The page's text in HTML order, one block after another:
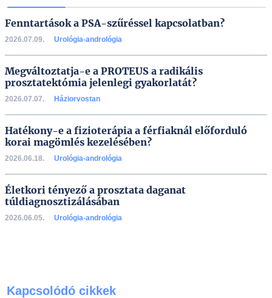
Fenntartások a PSA-szűréssel kapcsolatban?
2026.07.09. Urológia-andrológia
Megváltoztatja-e a PROTEUS a radikális
prosztatektómia jelenlegi gyakorlatát?
2026.07.07. Háziorvostan
Hatékony-e a fizioterápia a férfiaknál előforduló
korai magömlés kezelésében?
2026.06.18. Urológia-andrológia
Életkori tényező a prosztata daganat
túldiagnosztizálásában
2026.06.05. Urológia-andrológia
Kapcsolódó cikkek